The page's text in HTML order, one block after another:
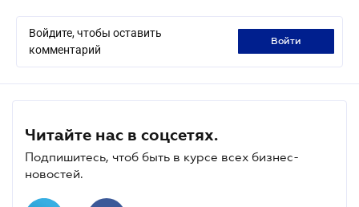
Войдите, чтобы оставить
комментарий
войти
Читайте нас в соцсетях.
Подпишитесь, чтоб быть в курсе всех бизнес-
новостей.